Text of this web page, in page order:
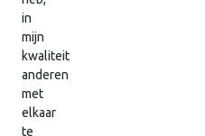
in
mijn
kwaliteit
anderen
met
elkaar
te